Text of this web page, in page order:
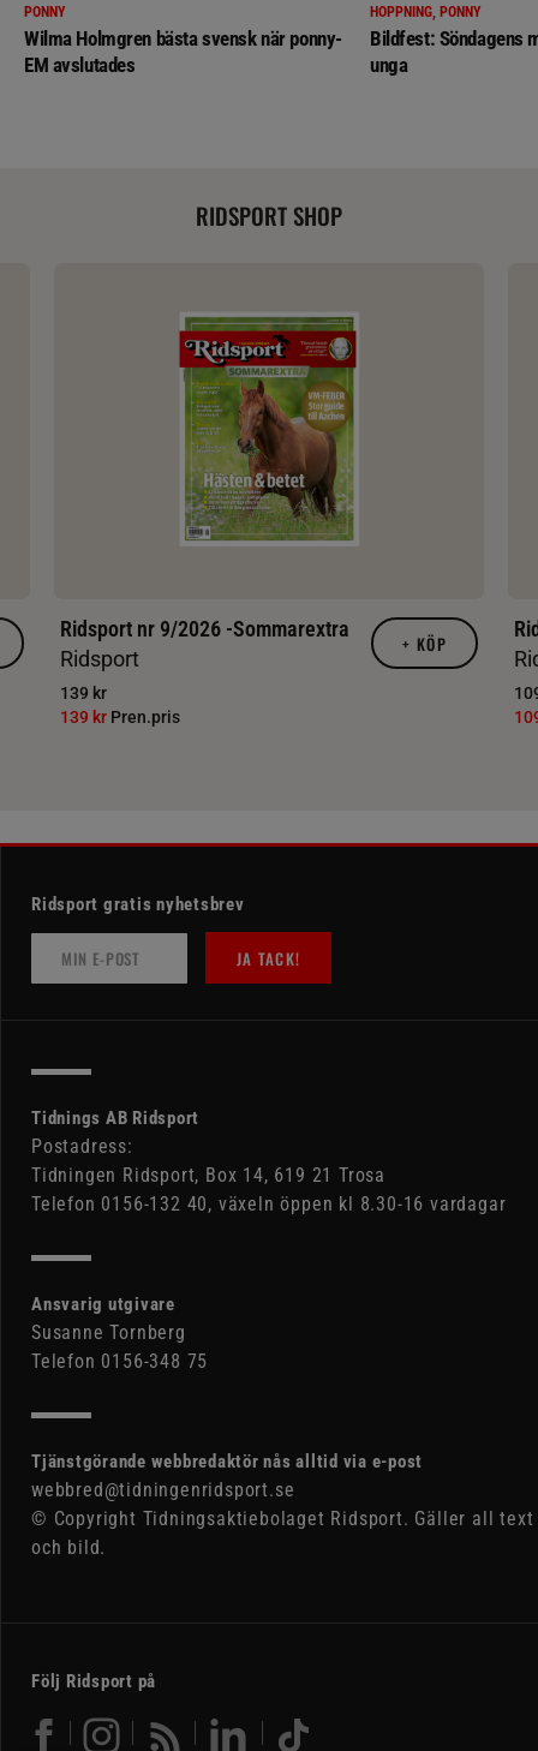
PONNY
Wilma Holmgren bästa svensk när ponny-
EM avslutades
HOPPNING, PONNY
Bildfest: Söndagens
unga
RIDSPORT SHOP
Ridsport nr 9/2026 -Sommarextra
Ridsport
139 kr
139 kr Pren.pris
+ KÖP
Ridsport gratis nyhetsbrev
JA TACK!
Tidnings AB Ridsport
Postadress:
Tidningen Ridsport, Box 14, 619 21 Trosa
Telefon 0156-132 40, växeln öppen kl 8.30-16 vardagar
Ansvarig utgivare
Susanne Tornberg
Telefon 0156-348 75
Tjänstgörande webbredaktör nås alltid via e-post
webbred@tidningenridsport.se
© Copyright Tidningsaktiebolaget Ridsport. Gäller all text
och bild.
Följ Ridsport på